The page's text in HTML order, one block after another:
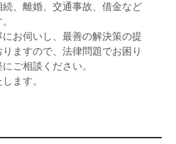
、離婚、交通事故、借金など
お伺いし、最善の解決策の提
ますので、法律問題でお困り
ご相談ください。
ます。